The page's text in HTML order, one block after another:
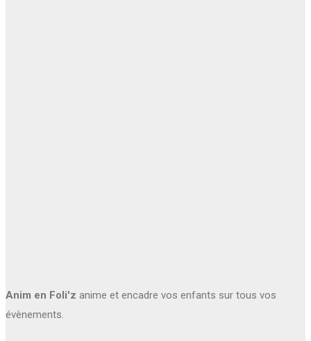
Anim en Foli'z anime et encadre vos enfants sur tous vos
évènements.